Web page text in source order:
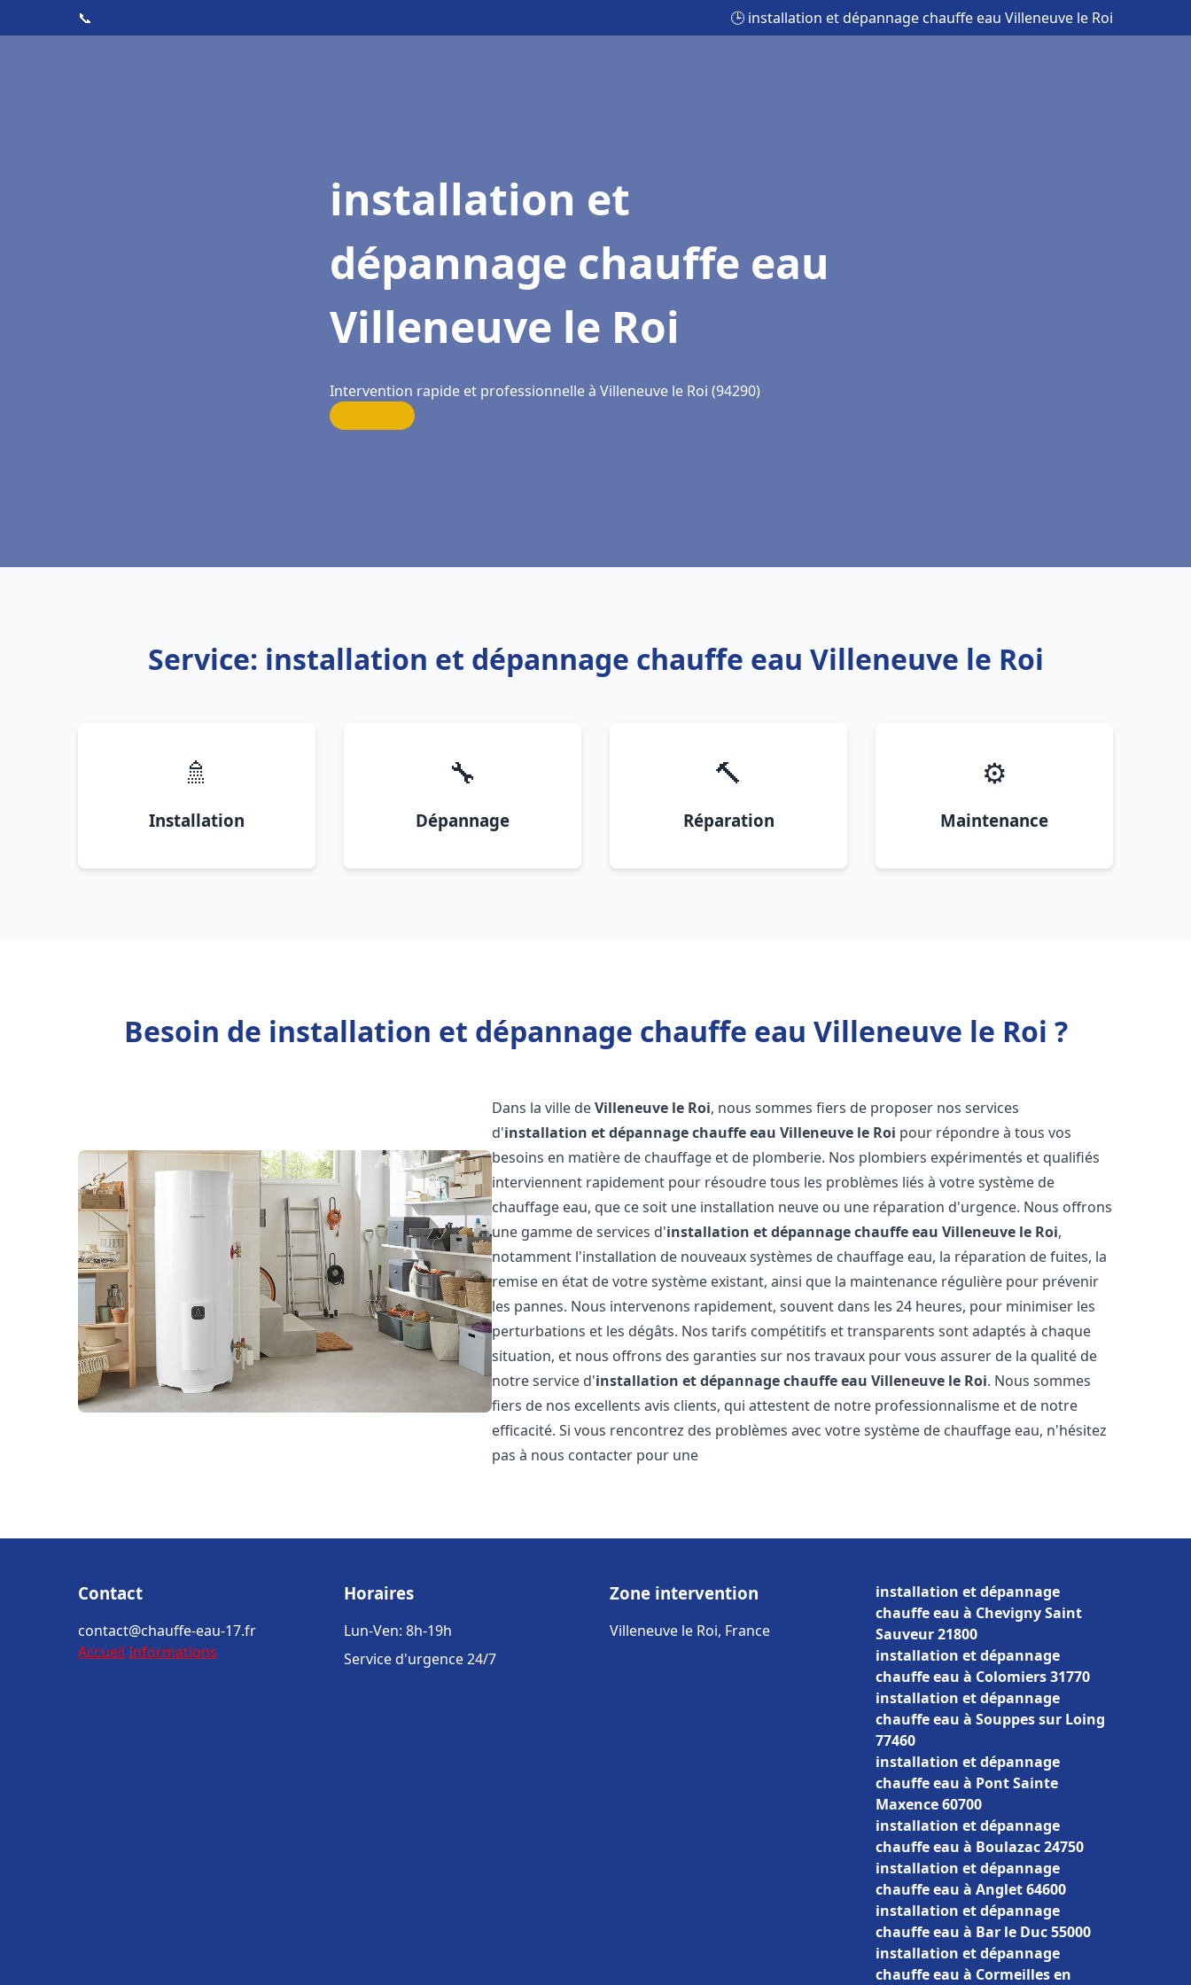
📞 🕒 installation et dépannage chauffe eau Villeneuve le Roi
installation et
dépannage chauffe eau
Villeneuve le Roi
Intervention rapide et professionnelle à Villeneuve le Roi (94290)
Service: installation et dépannage chauffe eau Villeneuve le Roi
🚿
Installation
🔧
Dépannage
🔨
Réparation
⚙️
Maintenance
Besoin de installation et dépannage chauffe eau Villeneuve le Roi ?
Dans la ville deVilleneuve le Roi, nous sommes fiers de proposer nos services
d'installation et dépannage chauffe eau Villeneuve le Roi pour répondre à tous vos
besoins en matière de chauffage et de plomberie. Nos plombiers expérimentés et qualifiés
interviennent rapidement pour résoudre tous les problèmes liés à votre système de
chauffage eau, que ce soit une installation neuve ou une réparation d'urgence. Nous offrons
une gamme de services d'installation et dépannage chauffe eau Villeneuve le Roi,
notamment l'installation de nouveaux systèmes de chauffage eau, la réparation de fuites, la
remise en état de votre système existant, ainsi que la maintenance régulière pour prévenir
les pannes. Nous intervenons rapidement, souvent dans les 24 heures, pour minimiser les
perturbations et les dégâts. Nos tarifs compétitifs et transparents sont adaptés à chaque
situation, et nous offrons des garanties sur nos travaux pour vous assurer de la qualité de
notre service d'installation et dépannage chauffe eau Villeneuve le Roi. Nous sommes
fiers de nos excellents avis clients, qui attestent de notre professionnalisme et de notre
efficacité. Si vous rencontrez des problèmes avec votre système de chauffage eau, n'hésitez
pas à nous contacter pour une
Contact
contact@chauffe-eau-17.fr
Accueil Informations
Horaires
Lun-Ven: 8h-19h
Service d'urgence 24/7
Zone intervention
Villeneuve le Roi, France
installation et dépannage
chauffe eau à Chevigny Saint
Sauveur 21800
installation et dépannage
chauffe eau à Colomiers 31770
installation et dépannage
chauffe eau à Souppes sur Loing
77460
installation et dépannage
chauffe eau à Pont Sainte
Maxence 60700
installation et dépannage
chauffe eau à Boulazac 24750
installation et dépannage
chauffe eau à Anglet 64600
installation et dépannage
chauffe eau à Bar le Duc 55000
installation et dépannage
chauffe eau à Cormeilles en